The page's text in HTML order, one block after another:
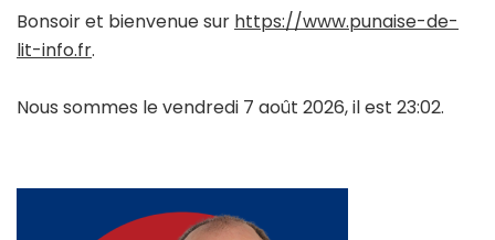
Bonsoir et bienvenue sur https://www.punaise-de-
lit-info.fr.
Nous sommes le vendredi 7 août 2026, il est 23:02.